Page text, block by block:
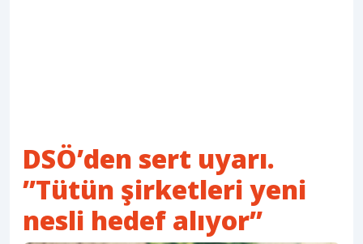
DSÖ’den sert uyarı.
”Tütün şirketleri yeni
nesli hedef alıyor”